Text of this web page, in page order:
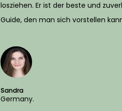
losziehen. Er ist der beste und
Guide, den man sich vorstellen
Sandra
Germany.